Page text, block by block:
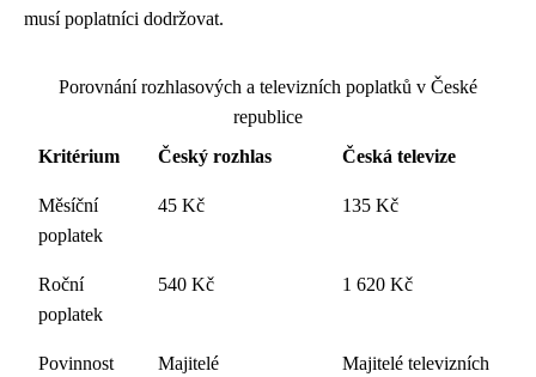
musí poplatníci dodržovat.
Porovnání rozhlasových a televizních poplatků v České
republice
Kritérium
Český rozhlas Česká televize
Měsíční
poplatek
45 Kč 135 Kč
Roční
poplatek
540 Kč 1 620 Kč
Povinnost
Majitelé
Majitelé televizních